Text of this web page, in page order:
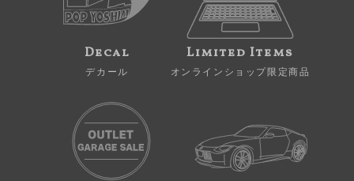
Decal
デカール
Limited Items
オンラインショップ限定商品